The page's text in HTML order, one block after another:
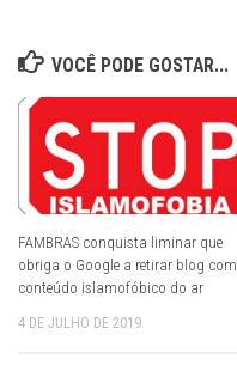
VOCÊ PODE GOSTAR...
FAMBRAS conquista liminar que
obriga o Google a retirar blog com
conteúdo islamofóbico do ar
4 DE JULHO DE 2019